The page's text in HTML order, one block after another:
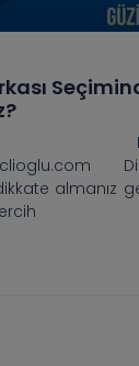
almanız